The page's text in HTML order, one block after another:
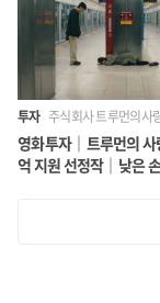
투자 주식회사 트루먼의사
영화투자｜트루먼의
억 지원 선정작｜낮은